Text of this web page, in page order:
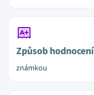
Způsob hodnocení
známkou